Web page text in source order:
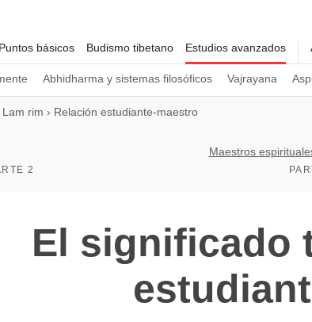
Puntos básicos Budismo tibetano Estudios avanzados
Abhidharma y sistemas filosóficos Vajrayana
Lam rim › Relación estudiante-maestro
2
Maestros
El significado